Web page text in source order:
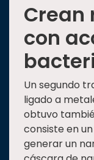
Crean
con
Un segundo
ligado a
obtuvo
consiste en
generar un